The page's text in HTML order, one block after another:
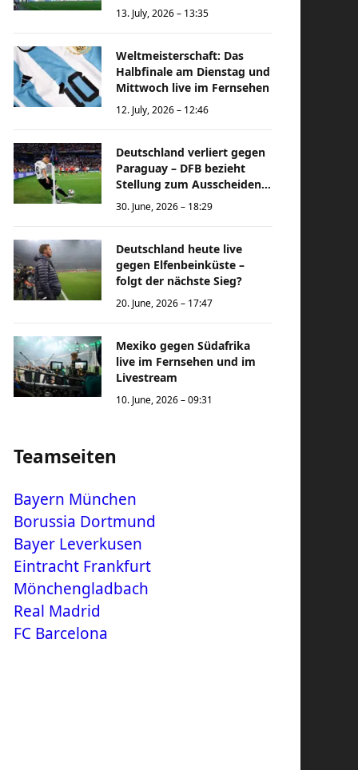
13. July, 2026 – 13:35
Weltmeisterschaft: Das
Halbfinale am Dienstag und
Mittwoch live im Fernsehen
12. July, 2026 – 12:46
Deutschland verliert gegen
Paraguay – DFB bezieht
Stellung zum Ausscheiden
bei der Weltmeisterschaft
30. June, 2026 – 18:29
Deutschland heute live
gegen Elfenbeinküste –
folgt der nächste Sieg?
20. June, 2026 – 17:47
Mexiko gegen Südafrika
live im Fernsehen und im
Livestream
10. June, 2026 – 09:31
Teamseiten
Bayern München
Borussia Dortmund
Bayer Leverkusen
Eintracht Frankfurt
Mönchengladbach
Real Madrid
FC Barcelona